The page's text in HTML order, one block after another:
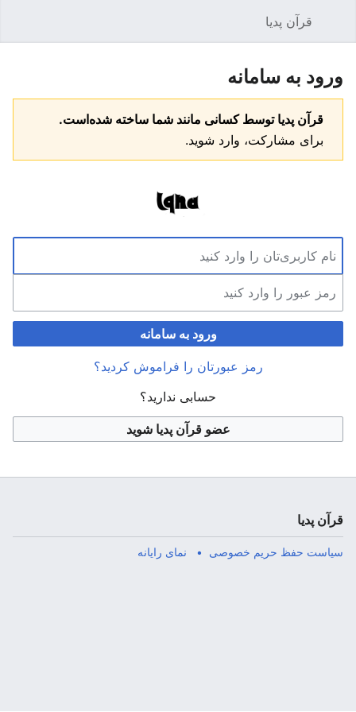
قرآن پدیا
ورود به سامانه
قرآن پدیا توسط کسانی مانند شما ساخته شده‌است.
برای مشارکت، وارد شوید.
ورود به سامانه
رمز عبورتان را فراموش کردید؟
حسابی ندارید؟
عضو قرآن پدیا شوید
قرآن پدیا
سیاست حفظ حریم خصوصی نمای رایانه